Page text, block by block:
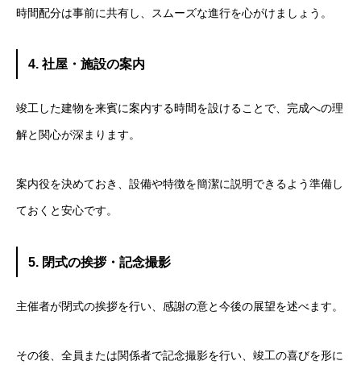
時間配分は事前に共有し、スムーズな進行を心がけましょう。
4. 社屋・施設の案内
竣工した建物を来賓に案内する時間を設けることで、完成への理
解と関心が深まります。
案内役を決めておき、設備や特徴を簡潔に説明できるよう準備し
ておくと安心です。
5. 閉式の挨拶・記念撮影
主催者が閉式の挨拶を行い、感謝の意と今後の展望を述べます。
その後、全員または関係者で記念撮影を行い、竣工の喜びを形に